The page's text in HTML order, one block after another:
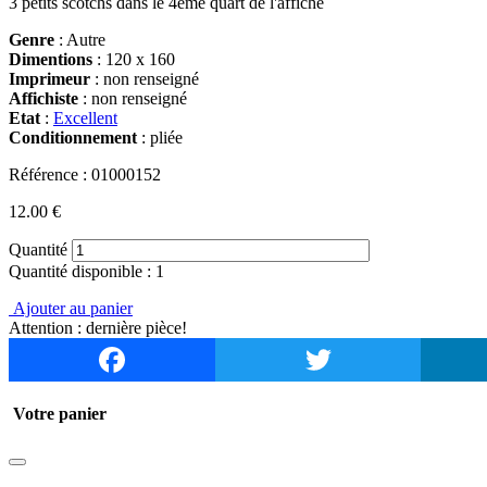
Genre : Autre
Dimentions : 120 x 160
Imprimeur : non renseigné
Affichiste : non renseigné
Etat : Excellent
Conditionnement : pliée
Référence : 01000152
12.00 €
Quantité
Quantité disponible : 1
Ajouter au panier
Attention : dernière pièce!
Facebook
Twitter
Votre panier